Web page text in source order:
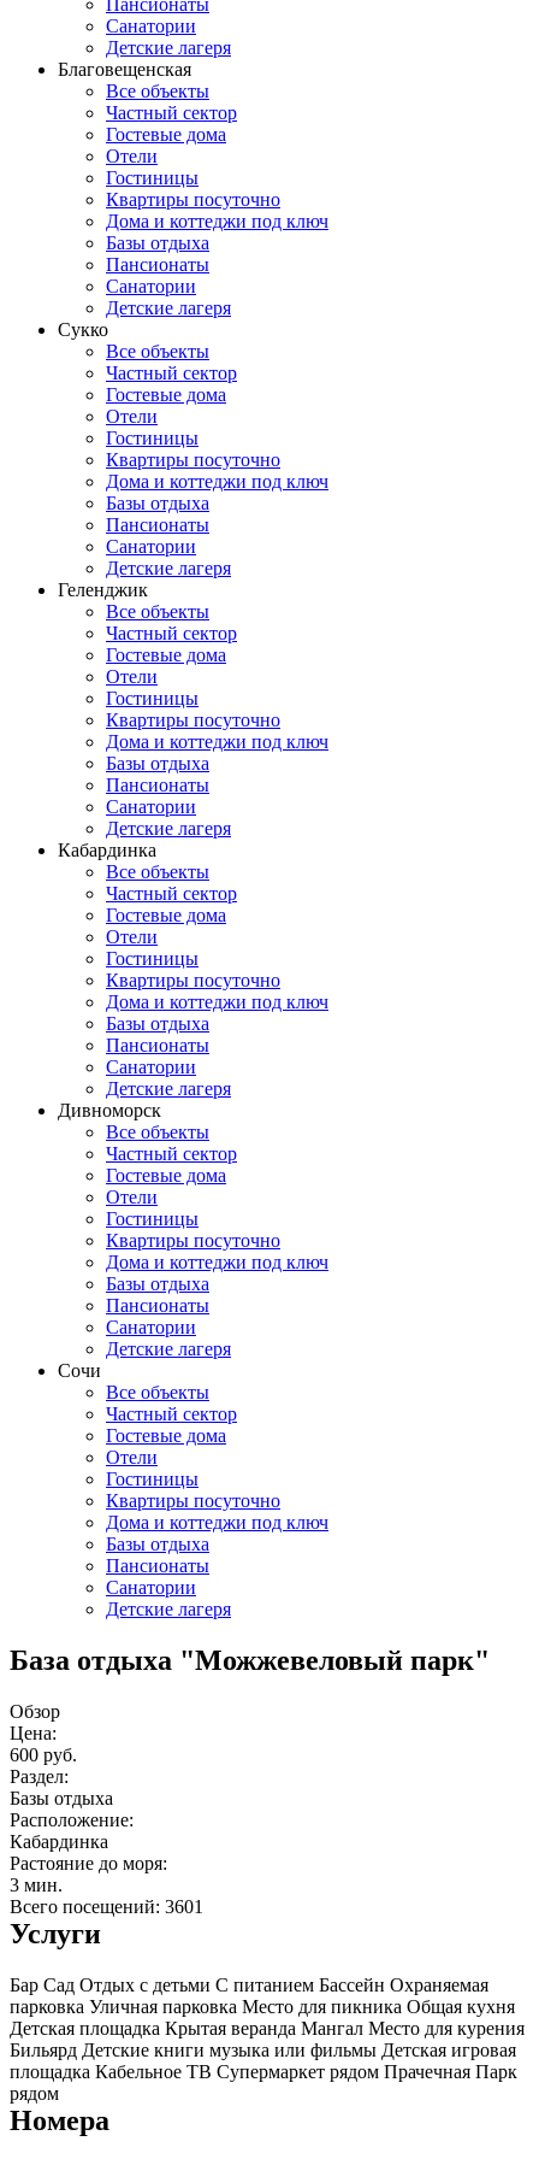
Пансионаты
Санатории
Детские лагеря
Благовещенская
Все объекты
Частный сектор
Гостевые дома
Отели
Гостиницы
Квартиры посуточно
Дома и коттеджи под ключ
Базы отдыха
Пансионаты
Санатории
Детские лагеря
Сукко
Все объекты
Частный сектор
Гостевые дома
Отели
Гостиницы
Квартиры посуточно
Дома и коттеджи под ключ
Базы отдыха
Пансионаты
Санатории
Детские лагеря
Геленджик
Все объекты
Частный сектор
Гостевые дома
Отели
Гостиницы
Квартиры посуточно
Дома и коттеджи под ключ
Базы отдыха
Пансионаты
Санатории
Детские лагеря
Кабардинка
Все объекты
Частный сектор
Гостевые дома
Отели
Гостиницы
Квартиры посуточно
Дома и коттеджи под ключ
Базы отдыха
Пансионаты
Санатории
Детские лагеря
Дивноморск
Все объекты
Частный сектор
Гостевые дома
Отели
Гостиницы
Квартиры посуточно
Дома и коттеджи под ключ
Базы отдыха
Пансионаты
Санатории
Детские лагеря
Сочи
Все объекты
Частный сектор
Гостевые дома
Отели
Гостиницы
Квартиры посуточно
Дома и коттеджи под ключ
Базы отдыха
Пансионаты
Санатории
Детские лагеря
База отдыха "Можжевеловый парк"
Обзор
Цена:
600 руб.
Раздел:
Базы отдыха
Расположение:
Кабардинка
Растояние до моря:
3 мин.
Всего посещений: 3601
Услуги
Бар Сад Отдых с детьми С питанием Бассейн Охраняемая
парковка Уличная парковка Место для пикника Общая кухня
Детская площадка Крытая веранда Мангал Место для курения
Бильярд Детские книги музыка или фильмы Детская игровая
площадка Кабельное ТВ Супермаркет рядом Прачечная Парк
рядом
Номера